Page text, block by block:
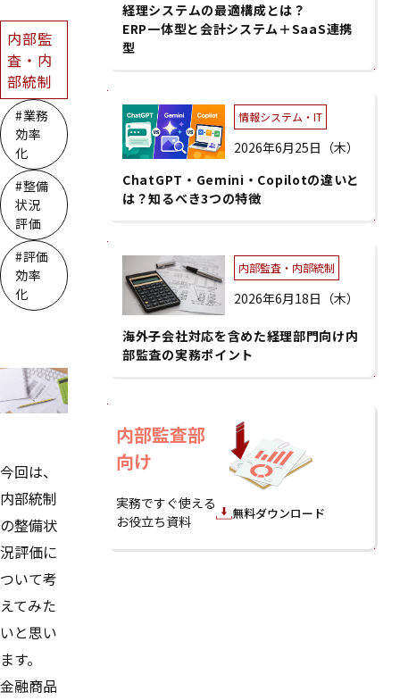
内部監
査・内
部統制
#業務
効率
化
#整備
状況
評価
#評価
効率
化
今回は、
内部統制
の整備状
況評価に
ついて考
えてみた
いと思い
ます。
金融商品
経理システムの最適構成とは？
ERP一体型と会計システム＋SaaS連携
型
情報システム・IT
2026年6月25日（木）
ChatGPT・Gemini・Copilotの違いと
は？知るべき3つの特徴
内部監査・内部統制
2026年6月18日（木）
海外子会社対応を含めた経理部門向け内
部監査の実務ポイント
内部監査部
向け
実務ですぐ使える
お役立ち資料
無料ダウンロード